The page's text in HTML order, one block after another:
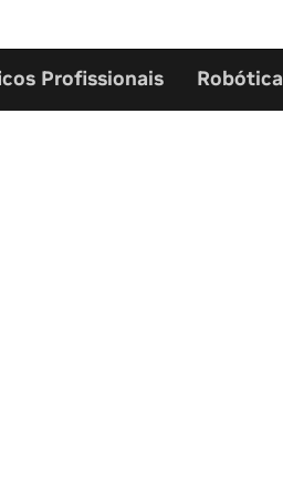
Profissionais Robótica